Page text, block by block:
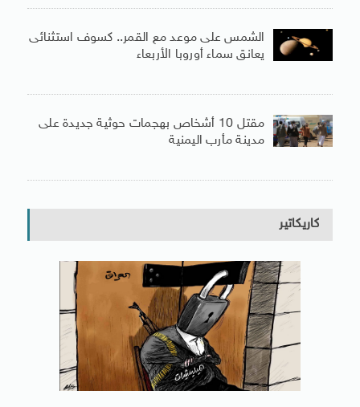
الشمس على موعد مع القمر.. كسوف استثنائى
يعانق سماء أوروبا الأربعاء
مقتل 10 أشخاص بهجمات حوثية جديدة على
مدينة مأرب اليمنية
كاريكاتير